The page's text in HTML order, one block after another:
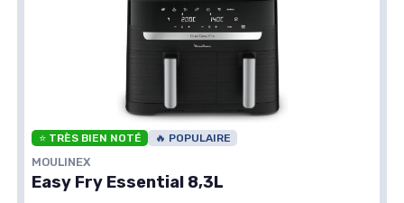
⭐ TRÈS BIEN NOTÉ 🔥 POPULAIRE
MOULINEX
Easy Fry Essential 8,3L